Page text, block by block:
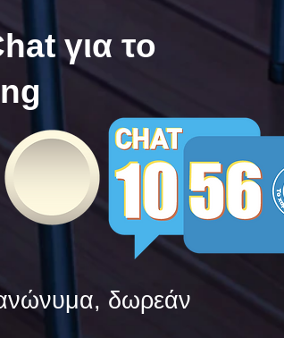
για το
δωρεάν